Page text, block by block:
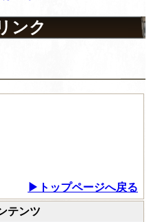
ンク
▶トップページへ戻る
テンツ